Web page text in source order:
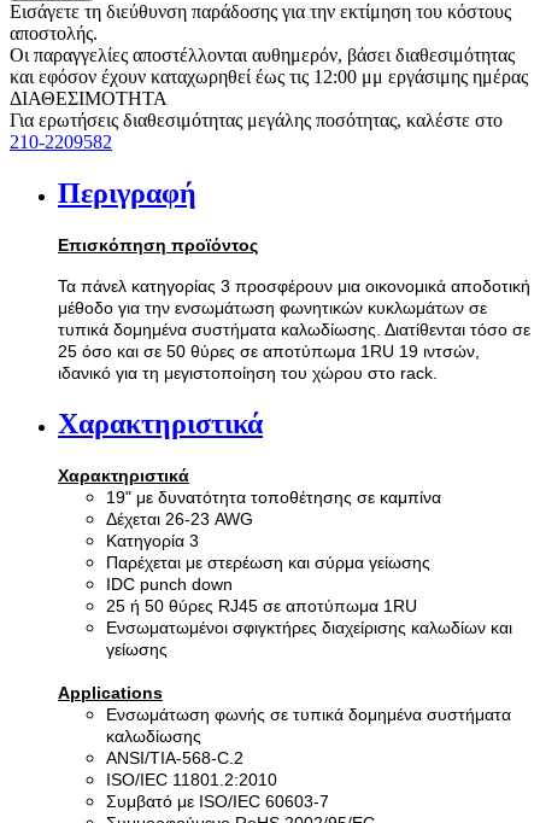
Εισάγετε τη διεύθυνση παράδοσης για την εκτίμηση του κόστους
αποστολής.
Οι παραγγελίες αποστέλλονται αυθημερόν, βάσει διαθεσιμότητας
και εφόσον έχουν καταχωρηθεί έως τις 12:00 μμ εργάσιμης ημέρας
ΔΙΑΘΕΣΙΜΟΤΗΤΑ
Για ερωτήσεις διαθεσιμότητας μεγάλης ποσότητας, καλέστε στο
210-2209582
Περιγραφή
Επισκόπηση προϊόντος
Τα πάνελ κατηγορίας 3 προσφέρουν μια οικονομικά αποδοτική
μέθοδο για την ενσωμάτωση φωνητικών κυκλωμάτων σε
τυπικά δομημένα συστήματα καλωδίωσης. Διατίθενται τόσο σε
25 όσο και σε 50 θύρες σε αποτύπωμα 1RU 19 ιντσών,
ιδανικό για τη μεγιστοποίηση του χώρου στο rack.
Χαρακτηριστικά
Χαρακτηριστικά
19" με δυνατότητα τοποθέτησης σε καμπίνα
Δέχεται 26-23 AWG
Κατηγορία 3
Παρέχεται με στερέωση και σύρμα γείωσης
IDC punch down
25 ή 50 θύρες RJ45 σε αποτύπωμα 1RU
Ενσωματωμένοι σφιγκτήρες διαχείρισης καλωδίων και
γείωσης
Applications
Ενσωμάτωση φωνής σε τυπικά δομημένα συστήματα
καλωδίωσης
ANSI/TIA-568-C.2
ISO/IEC 11801.2:2010
Συμβατό με ISO/IEC 60603-7